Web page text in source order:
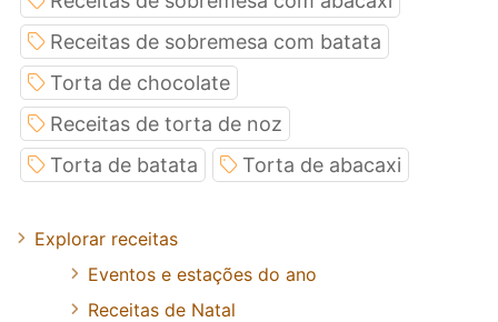
Receitas de sobremesa com batata
Torta de chocolate
Receitas de torta de noz
Torta de batata
Torta de abacaxi
Explorar receitas
Eventos e estações do ano
Receitas de Natal